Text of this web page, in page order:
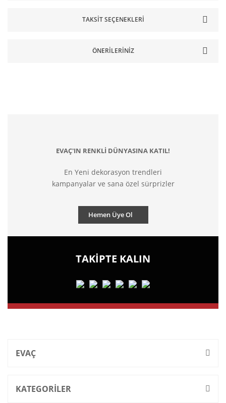
TAKSIT SEÇENEKLERI
ÖNERILERINIZ
EVAÇ'IN RENKLİ DÜNYASINA KATIL!
En Yeni dekorasyon trendleri
kampanyalar ve sana özel sürprizler
Hemen Üye Ol
TAKİPTE KALIN
EVAÇ
KATEGORİLER